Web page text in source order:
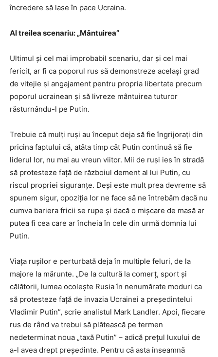
încredere să lase în pace Ucraina.
Al treilea scenariu: „Mântuirea”
Ultimul şi cel mai improbabil scenariu, dar şi cel mai
fericit, ar fi ca poporul rus să demonstreze acelaşi grad
de vitejie şi angajament pentru propria libertate precum
poporul ucrainean şi să livreze mântuirea tuturor
răsturnându-l pe Putin.
Trebuie că mulţi ruşi au început deja să fie îngrijoraţi din
pricina faptului că, atâta timp cât Putin continuă să fie
liderul lor, nu mai au vreun viitor. Mii de ruşi ies în stradă
să protesteze faţă de războiul dement al lui Putin, cu
riscul propriei siguranţe. Deşi este mult prea devreme să
spunem sigur, opoziţia lor ne face să ne întrebăm dacă nu
cumva bariera fricii se rupe şi dacă o mişcare de masă ar
putea fi cea care ar încheia în cele din urmă domnia lui
Putin.
Viaţa ruşilor e perturbată deja în multiple feluri, de la
majore la mărunte. „De la cultură la comerţ, sport şi
călătorii, lumea ocoleşte Rusia în nenumărate moduri ca
să protesteze faţă de invazia Ucrainei a preşedintelui
Vladimir Putin”, scrie analistul Mark Landler. Apoi, fiecare
rus de rând va trebui să plătească pe termen
nedeterminat noua „taxă Putin” – adică preţul luxului de
a-l avea drept preşedinte. Pentru că asta înseamnă